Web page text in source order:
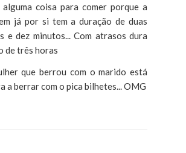
alguma coisa para comer porque a
já por si tem a duração de duas
e dez minutos... Com atrasos dura
de três horas
que berrou com o marido está
a berrar com o pica bilhetes... OMG